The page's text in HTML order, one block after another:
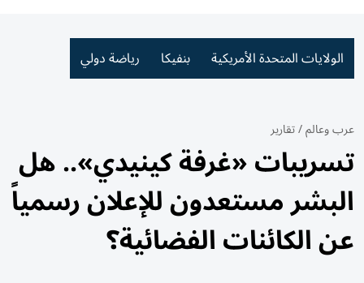
الولايات المتحدة الأمريكية بنفيكا رياضة دولي
عرب وعالم/تقارير
تسريبات «غرفة كينيدي».. هل
البشر مستعدون للإعلان رسمياً
عن الكائنات الفضائية؟